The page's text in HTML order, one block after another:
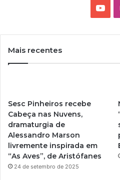
Mais recentes
Sesc Pinheiros recebe
Cabeça nas Nuvens,
dramaturgia de
Alessandro Marson
livremente inspirada em
“As Aves”, de Aristófanes
24 de setembro de 2025